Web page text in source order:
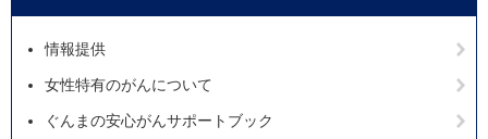
情報提供
女性特有のがんについて
ぐんまの安心がんサポートブック